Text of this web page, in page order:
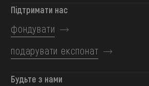
Підтримати нас
фондувати
подарувати експонат
Будьте з нами